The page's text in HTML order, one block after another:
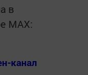
в
MАХ:
канал